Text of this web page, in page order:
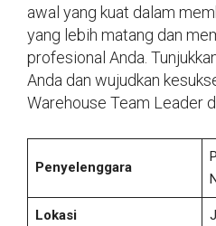
awal yang kuat dalam
yang lebih matang dan
profesional Anda.
Anda dan wujudkan
Warehouse Team Leader
Penyelenggara
Lokasi